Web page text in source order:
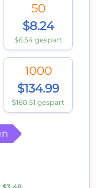
50
$8.24
$6.54 gespart
1000
$134.99
$160.51 gespart